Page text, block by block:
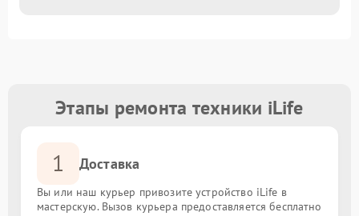
Этапы ремонта техники iLife
1 Доставка
Вы или наш курьер привозите устройство iLife в
мастерскую. Вызов курьера предоставляется бесплатно